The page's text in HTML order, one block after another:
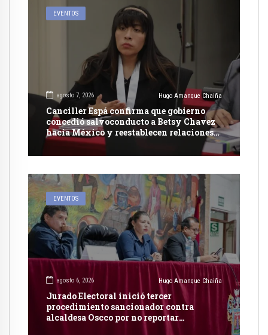
EVENTOS
agosto 7, 2026 Hugo Amanque Chaiña
Canciller Espá confirma que gobierno
concedió salvoconducto a Betsy Chavez
hacia México y reestablecen relaciones
con dicho país
EVENTOS
agosto 6, 2026 Hugo Amanque Chaiña
Jurado Electoral inició tercer
procedimiento sancionador contra
alcaldesa Oscco por no reportar